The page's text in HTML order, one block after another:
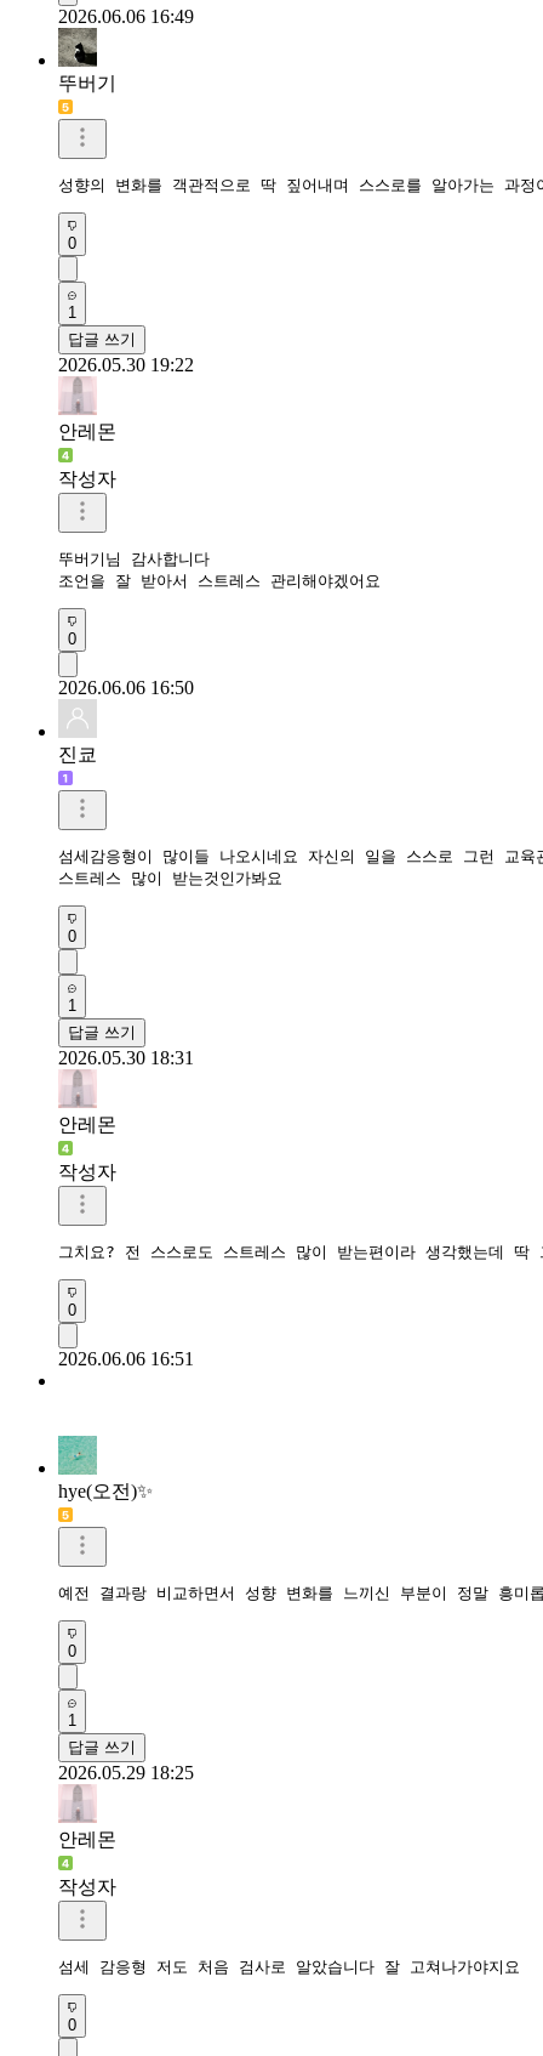
2026.06.06 16:49
뚜버기
성향의 변화를 객관적으로 딱 짚어내며 스스로를 알아가는 과
0
1
답글 쓰기
2026.05.30 19:22
안레몬
작성자
뚜버기님 감사합니다
조언을 잘 받아서 스트레스 관리해야겠어요
0
2026.06.06 16:50
진쿄
섬세감응형이 많이들 나오시네요 자신의 일을 스스로 그런 교
스트레스 많이 받는것인가봐요
0
1
답글 쓰기
2026.05.30 18:31
안레몬
작성자
그치요? 전 스스로도 스트레스 많이 받는편이라 생각했는데 딱
0
2026.06.06 16:51
hye(오전)✨️
예전 결과랑 비교하면서 성향 변화를 느끼신 부분이 정말 흥
0
1
답글 쓰기
2026.05.29 18:25
안레몬
작성자
섬세 감응형 저도 처음 검사로 알았습니다 잘 고쳐나가야지요
0